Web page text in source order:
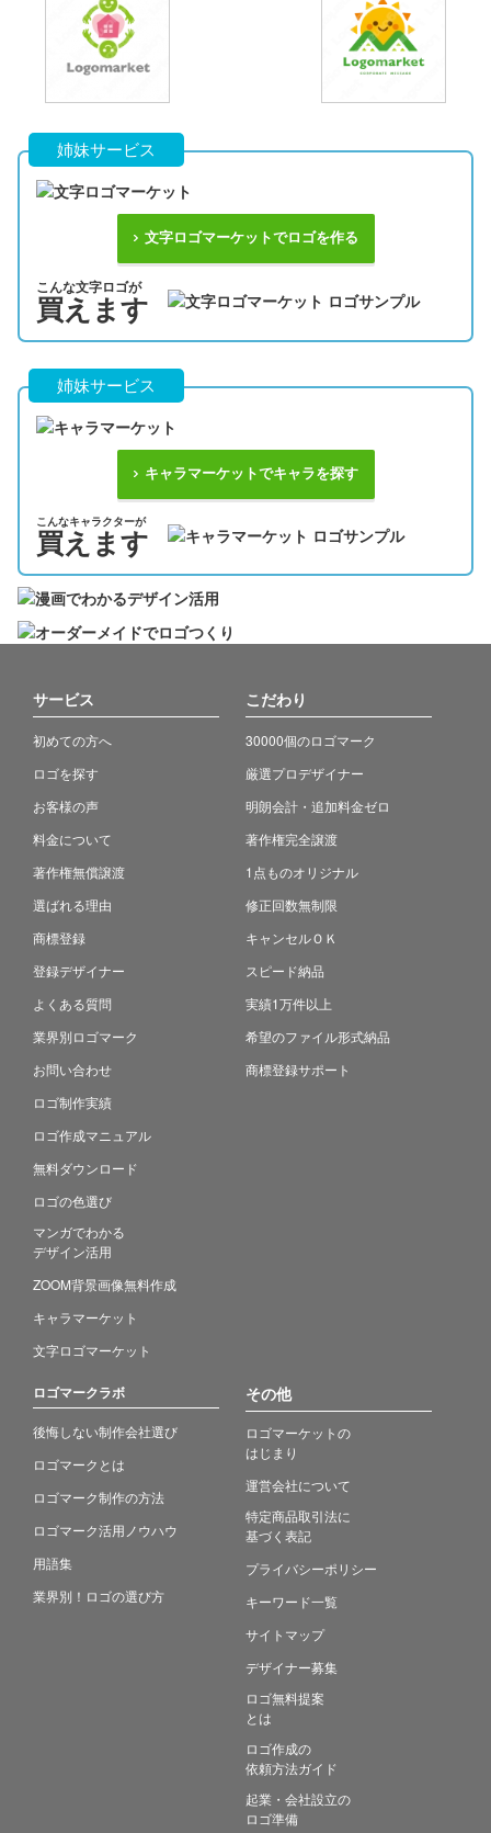
姉妹サービス
文字ロゴマーケットでロゴを作る
こんな文字ロゴが
買えます
姉妹サービス
キャラマーケットでキャラを探す
こんなキャラクターが
買えます
サービス
初めての方へ
ロゴを探す
お客様の声
料金について
著作権無償譲渡
選ばれる理由
商標登録
登録デザイナー
よくある質問
業界別ロゴマーク
お問い合わせ
ロゴ制作実績
ロゴ作成マニュアル
無料ダウンロード
ロゴの色選び
マンガでわかる
デザイン活用
ZOOM背景画像無料作成
キャラマーケット
文字ロゴマーケット
こだわり
30000個のロゴマーク
厳選プロデザイナー
明朗会計・追加料金ゼロ
著作権完全譲渡
1点ものオリジナル
修正回数無制限
キャンセルＯＫ
スピード納品
実績1万件以上
希望のファイル形式納品
商標登録サポート
ロゴマークラボ
後悔しない制作会社選び
ロゴマークとは
ロゴマーク制作の方法
ロゴマーク活用ノウハウ
用語集
業界別！ロゴの選び方
その他
ロゴマーケットの
はじまり
運営会社について
特定商品取引法に
基づく表記
プライバシーポリシー
キーワード一覧
サイトマップ
デザイナー募集
ロゴ無料提案
とは
ロゴ作成の
依頼方法ガイド
起業・会社設立の
ロゴ準備